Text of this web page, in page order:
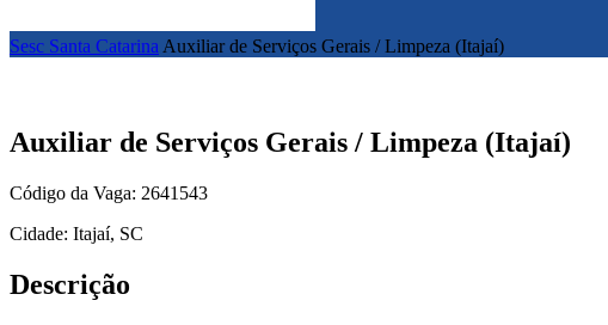
Sesc Santa Catarina Auxiliar de Serviços Gerais / Limpeza (Itajaí)
Auxiliar de Serviços Gerais / Limpeza (Itajaí)
Código da Vaga: 2641543
Cidade: Itajaí, SC
Descrição